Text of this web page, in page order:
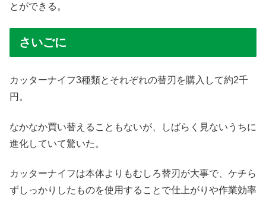
とができる。
さいごに
カッターナイフ3種類とそれぞれの替刃を購入して約2千
円。
なかなか買い替えることもないが、しばらく見ないうちに
進化していて驚いた。
カッターナイフは本体よりもむしろ替刃が大事で、ケチら
ずしっかりしたものを使用することで仕上がりや作業効率